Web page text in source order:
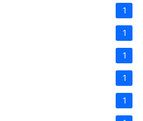
1
1
1
1
1